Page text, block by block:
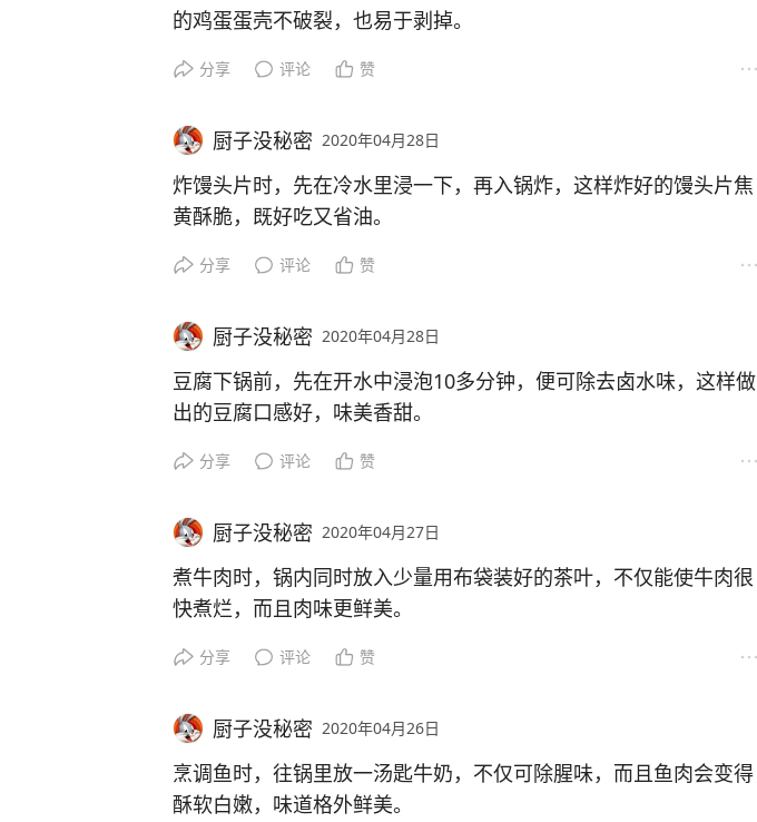
的鸡蛋蛋壳不破裂，也易于剥掉。
分享 评论 赞
厨子没秘密 2020年04月28日
炸馒头片时，先在冷水里浸一下，再入锅炸，这样炸好的馒头片焦
黄酥脆，既好吃又省油。
分享 评论 赞
厨子没秘密 2020年04月28日
豆腐下锅前，先在开水中浸泡10多分钟，便可除去卤水味，这样做
出的豆腐口感好，味美香甜。
分享 评论 赞
厨子没秘密 2020年04月27日
煮牛肉时，锅内同时放入少量用布袋装好的茶叶，不仅能使牛肉很
快煮烂，而且肉味更鲜美。
分享 评论 赞
厨子没秘密 2020年04月26日
烹调鱼时，往锅里放一汤匙牛奶，不仅可除腥味，而且鱼肉会变得
酥软白嫩，味道格外鲜美。